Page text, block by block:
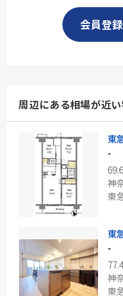
会員登
周辺にある相場が近
-
東
-